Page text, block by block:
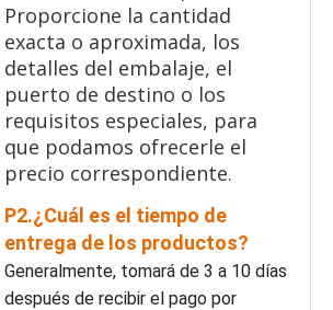
Proporcione la cantidad
exacta o aproximada, los
detalles del embalaje, el
puerto de destino o los
requisitos especiales, para
que podamos ofrecerle el
precio correspondiente.
P2.¿Cuál es el tiempo de
entrega de los productos?
Generalmente, tomará de 3 a 10 días
después de recibir el pago por